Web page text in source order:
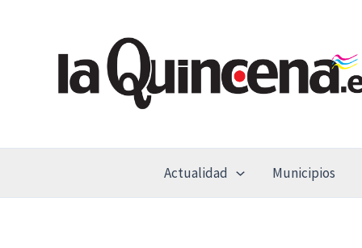
contenido
Actualidad Municipios